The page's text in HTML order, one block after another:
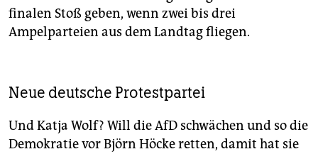
finalen Stoß geben, wenn zwei bis drei
Ampelparteien aus dem Landtag fliegen.
Neue deutsche Protestpartei
Und Katja Wolf? Will die AfD schwächen und so die
Demokratie vor Björn Höcke retten, damit hat sie